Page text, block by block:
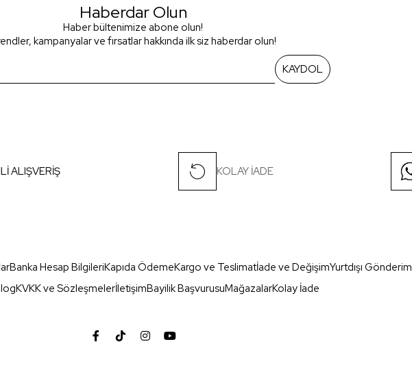
Haberdar Olun
Haber bültenimize abone olun!
kampanyalar ve fırsatlar hakkında ilk siz haberdar olun!
KAYDOL
ALIŞVERİŞ KOLAY İADE
Banka Hesap BilgileriKapıda ÖdemeKargo ve Teslimatİade ve DeğişimYurtdışı Gönderim
KVKK ve SözleşmelerİletişimBayilik BaşvurusuMağazalarKolay İade